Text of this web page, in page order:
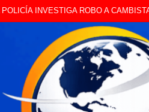
PREOCUPACIÓN POR MOTOS QUE